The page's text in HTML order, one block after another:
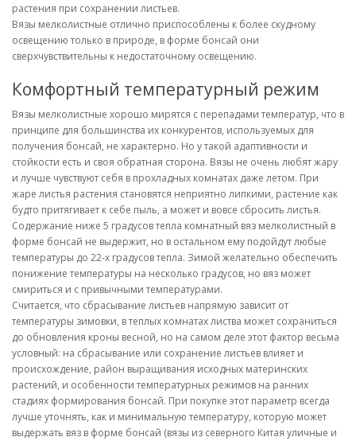
растения при сохранении листьев.
Вязы мелколистные отлично приспособлены к более скудному
освещению только в природе, в форме бонсай они
сверхчувствительны к недостаточному освещению.
Комфортный температурный режим
Вязы мелколистные хорошо мирятся с перепадами температур, что в
принципе для большинства их конкурентов, используемых для
получения бонсай, не характерно. Но у такой адаптивности и
стойкости есть и своя обратная сторона. Вязы не очень любят жару
и лучше чувствуют себя в прохладных комнатах даже летом. При
жаре листья растения становятся неприятно липкими, растение как
будто притягивает к себе пыль, а может и вовсе сбросить листья.
Содержание ниже 5 градусов тепла комнатный вяз мелколистный в
форме бонсай не выдержит, но в остальном ему подойдут любые
температуры до 22-х градусов тепла. Зимой желательно обеспечить
понижение температуры на несколько градусов, но вяз может
смириться и с привычными температурами.
Считается, что сбрасывание листьев напрямую зависит от
температуры зимовки, в теплых комнатах листва может сохраниться
до обновления кроны весной, но на самом деле этот фактор весьма
условный: на сбрасывание или сохранение листьев влияет и
происхождение, район выращивания исходных материнских
растений, и особенности температурных режимов на ранних
стадиях формирования бонсай. При покупке этот параметр всегда
лучше уточнять, как и минимальную температуру, которую может
выдержать вяз в форме бонсай (вязы из северного Китая уличные и